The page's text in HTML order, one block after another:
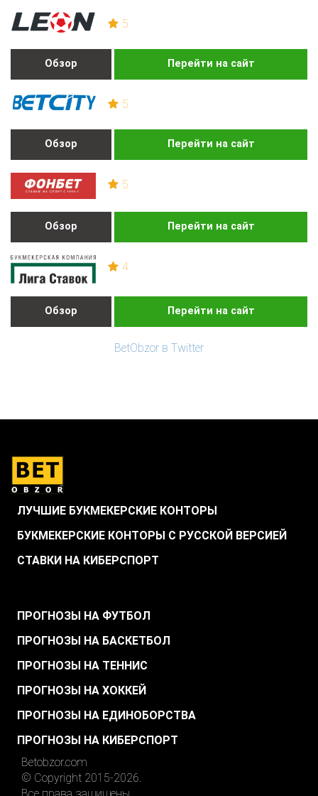
5
Обзор Перейти на сайт
5
Обзор Перейти на сайт
5
Обзор Перейти на сайт
4
Обзор Перейти на сайт
BetObzor в Twitter
ЛУЧШИЕ БУКМЕКЕРСКИЕ КОНТОРЫ
БУКМЕКЕРСКИЕ КОНТОРЫ С РУССКОЙ ВЕРСИЕЙ
СТАВКИ НА КИБЕРСПОРТ
ПРОГНОЗЫ НА ФУТБОЛ
ПРОГНОЗЫ НА БАСКЕТБОЛ
ПРОГНОЗЫ НА ТЕННИС
ПРОГНОЗЫ НА ХОККЕЙ
ПРОГНОЗЫ НА ЕДИНОБОРСТВА
ПРОГНОЗЫ НА КИБЕРСПОРТ
Betobzor.com
© Copyright 2015-2026.